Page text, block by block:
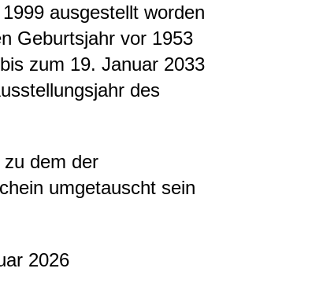
ausgestellt worden
Geburtsjahr vor 1953
zum 19. Januar 2033
des
zu dem der
umgetauscht sein
2026